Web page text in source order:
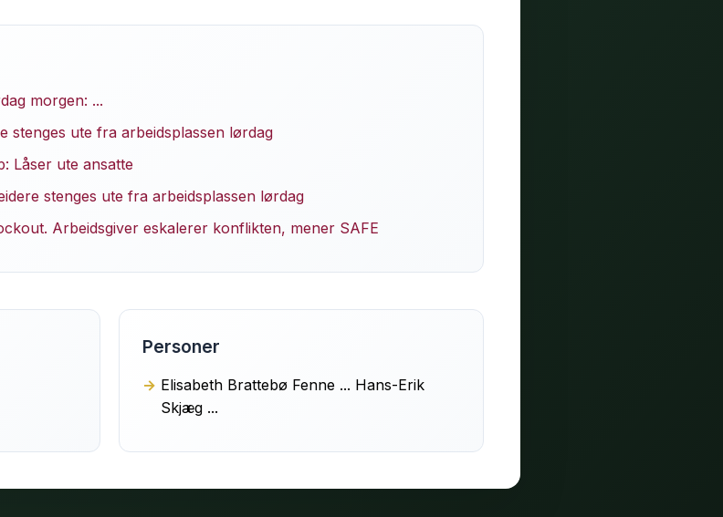
morgen: ...
stenges ute fra arbeidsplassen lørdag
Låser ute ansatte
stenges ute fra arbeidsplassen lørdag
Arbeidsgiver eskalerer konflikten, mener SAFE
Personer
Elisabeth Brattebø Fenne ... Hans-Erik
Skjæg ...